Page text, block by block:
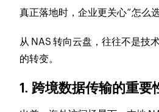
真正落地时，企业更关心“怎么
从 NAS 转向云盘，往往不是技
的转变。
1. 跨境数据传输的重要